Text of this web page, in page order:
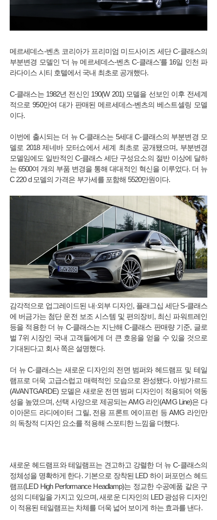
메르세데스-벤츠 코리아가 프리미엄 미드사이즈 세단 C-클래스의
부분변경 모델인 ‘더 뉴 메르세데스-벤츠 C-클래스’를 16일 인천 파
라다이스 시티 호텔에서 국내 최초로 공개했다.
C-클래스는 1982년 전신인 190(W 201) 모델을 선보인 이후 전세계
적으로 950만여 대가 판매된 메르세데스-벤츠의 베스트셀링 모델
이다.
이번에 출시되는 더 뉴 C-클래스는 5세대 C-클래스의 부분변경 모
델로 2018 제네바 모터쇼에서 세계 최초로 공개됐으며, 부분변경
모델임에도 일반적인 C-클래스 세단 구성요소의 절반 이상에 달하
는 6500여 개의 부품 변경을 통해 대대적인 혁신을 이루었다. 더 뉴
C 220 d 모델의 가격은 부가세를 포함해 5520만원이다.
감각적으로 업그레이드된 내·외부 디자인, 플래그십 세단 S-클래스
에 버금가는 첨단 운전 보조 시스템 및 편의장비, 최신 파워트레인
등을 적용한 더 뉴 C-클래스는 지난해 C-클래스 판매량 기준, 글로
벌 7위 시장인 국내 고객들에게 더 큰 호응을 얻을 수 있을 것으로
기대된다고 회사 쪽은 설명했다.
더 뉴 C-클래스는 새로운 디자인의 전면 범퍼와 헤드램프 및 테일
램프로 더욱 고급스럽고 매력적인 모습으로 완성됐다. 아방가르드
(AVANTGARDE) 모델은 새로운 전면 범퍼 디자인이 적용되어 역동
성을 높였으며, 선택 사양으로 제공되는 AMG 라인(AMG Line)은 다
이아몬드 라디에이터 그릴, 전용 프론트 에이프런 등 AMG 라인만
의 독창적 디자인 요소를 적용해 스포티한 느낌을 더했다.
새로운 헤드램프와 테일램프는 견고하고 강렬한 더 뉴 C-클래스의
정체성을 명확하게 한다. 기본으로 장착된 LED 하이 퍼포먼스 헤드
램프(LED High Performance Headlamp)는 정교한 수공예품 같은 구
성의 디테일을 가지고 있으며, 새로운 디자인의 LED 광섬유 디자인
이 적용된 테일램프는 차체를 더욱 넓어 보이게 하는 효과를 낸다.